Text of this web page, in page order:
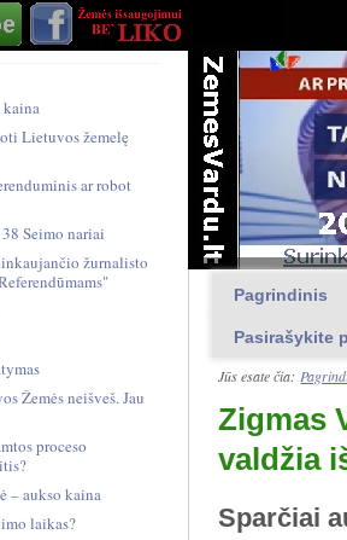
Pagrindinis
Pasirašykite
Jūs esate čia:
Zigmas
valdžia
Sparčiai
Lietuvos žemelę
ar robot
Seimo nariai
žurnalisto
Žemės neišveš. Jau
proceso
– aukso kaina
laikas?